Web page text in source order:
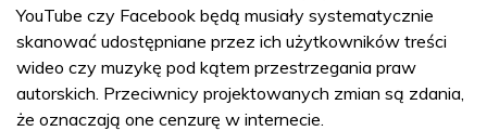
YouTube czy Facebook będą musiały systematycznie
skanować udostępniane przez ich użytkowników treści
wideo czy muzykę pod kątem przestrzegania praw
autorskich. Przeciwnicy projektowanych zmian są zdania,
że oznaczają one cenzurę w internecie.